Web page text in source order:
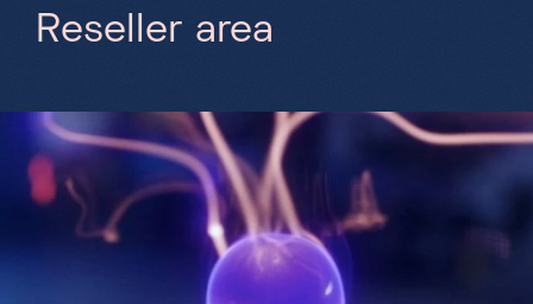
Rese er area